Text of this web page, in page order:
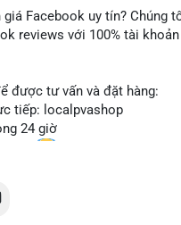
sở hữu tài khoản WeChat
giá Facebook uy tín? Chúng
reviews với 100% tài
được tư vấn và đặt hàng:
tiếp: localpvashop
24 giờ
(66